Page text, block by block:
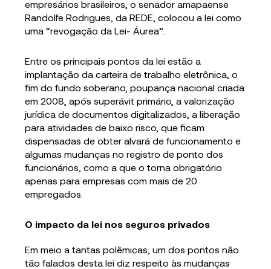
empresários brasileiros, o senador amapaense
Randolfe Rodrigues, da REDE, colocou a lei como
uma “revogação da Lei- Áurea”.
Entre os principais pontos da lei estão a
implantação da carteira de trabalho eletrônica, o
fim do fundo soberano, poupança nacional criada
em 2008, após superávit primário, a valorização
jurídica de documentos digitalizados, a liberação
para atividades de baixo risco, que ficam
dispensadas de obter alvará de funcionamento e
algumas mudanças no registro de ponto dos
funcionários, como a que o torna obrigatório
apenas para empresas com mais de 20
empregados.
O impacto da lei nos seguros privados
Em meio a tantas polêmicas, um dos pontos não
tão falados desta lei diz respeito às mudanças